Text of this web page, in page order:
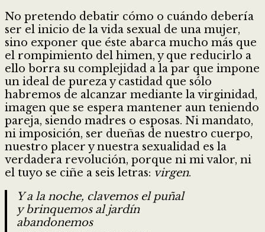
No pretendo debatir cómo o cuándo debería
ser el inicio de la vida sexual de una mujer,
sino exponer que éste abarca mucho más que
el rompimiento del himen, y que reducirlo a
ello borra su complejidad a la par que impone
un ideal de pureza y castidad que sólo
habremos de alcanzar mediante la virginidad,
imagen que se espera mantener aun teniendo
pareja, siendo madres o esposas. Ni mandato,
ni imposición, ser dueñas de nuestro cuerpo,
nuestro placer y nuestra sexualidad es la
verdadera revolución, porque ni mi valor, ni
el tuyo se ciñe a seis letras: virgen.
Y a la noche, clavemos el puñal
y brinquemos al jardín
abandonemos